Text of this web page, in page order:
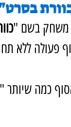
משחק בשם "
פעולה ללא
כמה שיותר